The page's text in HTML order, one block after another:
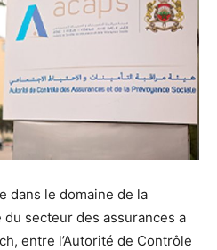
dans le domaine de la
secteur des assurances a
entre l’Autorité de Contrôle